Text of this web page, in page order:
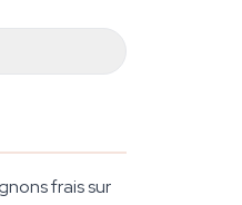
frais sur